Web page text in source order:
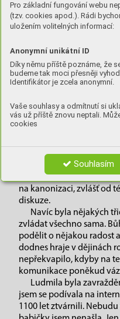
Pro základní fungování webu
(tzv. cookies apod.). Rádi
uložením volitelných informací:
Anonymní unikátní ID
Díky němu příště poznáme, že
budeme tak moci přesněji
Identifikátor je zcela anonymní.
Vaše souhlasy a odmítnutí si
vás už příště znovu neptali.
cookies
Souhlasím
TEXT:
Ž
ila v době, kdy se
i covid zblednul
nesnášela, dějiny
celému tomu cirkusu
nějak to poskládat,
a k tomu ještě první
pro každého. Za to by si
mučednické smrti. Být
na kanonizaci, zvlášť od
diskuze.
Navíc byla nějakých
zvládat všechno sama.
podělit o nějakou radost
dodnes hraje v dějinách
nepřekvapilo, kdyby na
komunikace poněkud
Ludmila byla
jsem se podívala na
1100 let ztvárnili.